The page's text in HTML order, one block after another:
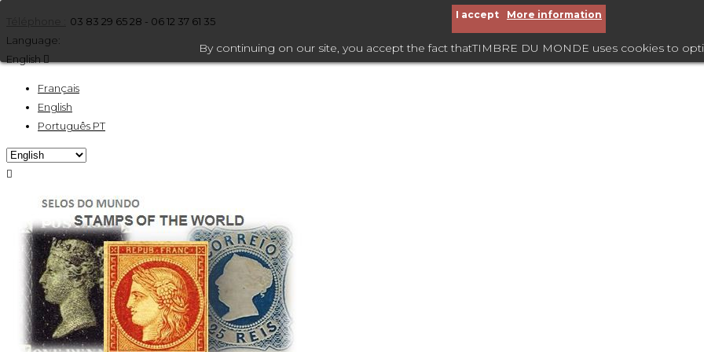
03 83 29 65 28 - 06 12 37 61 35
Language:
English 
Français
English
Português PT

I accept More information
By continuing on our site, you accept the fact thatTIMBRE DU MONDE uses cookies to